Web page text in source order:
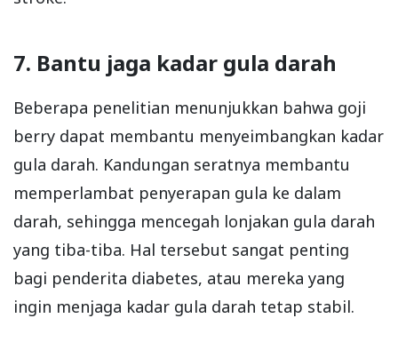
7. Bantu jaga kadar gula darah
Beberapa penelitian menunjukkan bahwa goji
berry dapat membantu menyeimbangkan kadar
gula darah. Kandungan seratnya membantu
memperlambat penyerapan gula ke dalam
darah, sehingga mencegah lonjakan gula darah
yang tiba-tiba. Hal tersebut sangat penting
bagi penderita diabetes, atau mereka yang
ingin menjaga kadar gula darah tetap stabil.